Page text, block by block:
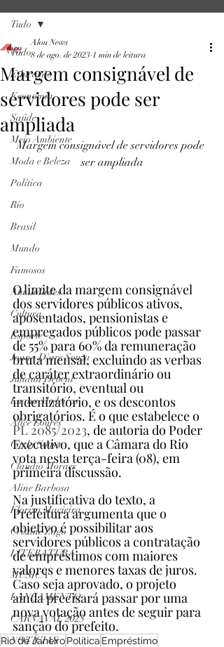
Tudo
Educação
Economia
Saúde
Meio Ambiente
Moda e Beleza
Política
Rio
Brasil
Mundo
Famosos
Atualidades
Cultura
Esporte
Joana D'arc Souza
Juliana Debent
Luana Medeiros
Alice Loures
Carla Sousa
Claudio Moraes
Aline Barbosa
Floriza Macieira
Cristine Zago
LITERATURA
MÚSICA
LANÇAMENTO
CARNAVAL 2025
NOTÍCIAS
Tudo
Margem consignável de
servidores pode ser
ampliada
Alou News
8 de ago. de 2023 1 min de leitura
Margem consignável de servidores pode
ser ampliada
O limite da margem consignável
dos servidores públicos ativos,
aposentados, pensionistas e
empregados públicos pode passar
de 55% para 60% da remuneração
bruta mensal, excluindo as verbas
de caráter extraordinário ou
transitório, eventual ou
indenizatório, e os descontos
obrigatórios. É o que estabelece o
PL 2085/2023, de autoria do Poder
Executivo, que a Câmara do Rio
vota nesta terça-feira (08), em
primeira discussão.
Na justificativa do texto, a
Prefeitura argumenta que o
objetivo é possibilitar aos
servidores públicos a contratação
de empréstimos com maiores
valores e menores taxas de juros.
Caso seja aprovado, o projeto
ainda precisará passar por uma
nova votação antes de seguir para
sanção do prefeito.
Rio de JaneiroPolítica Empréstimo